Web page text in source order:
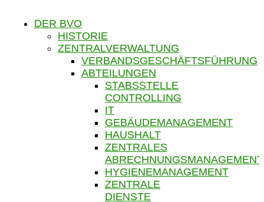
DER BVO
HISTORIE
ZENTRALVERWALTUNG
VERBANDSGESCHÄFTSFÜHRUNG
ABTEILUNGEN
STABSSTELLE
CONTROLLING
IT
GEBÄUDEMANAGEMENT
HAUSHALT
ZENTRALES
ABRECHNUNGSMANAGEMENT
HYGIENEMANAGEMENT
ZENTRALE
DIENSTE